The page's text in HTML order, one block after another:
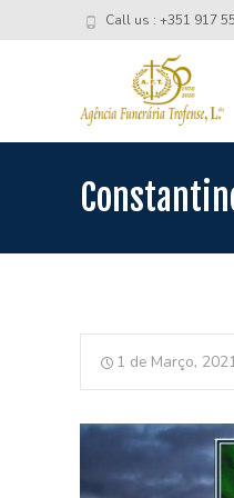
Call us : +351 917
1 de Março,